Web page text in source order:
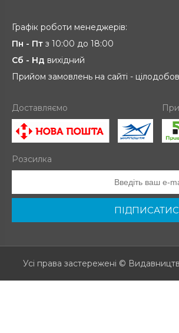
Графік роботи менеджерів:
Пн - Пт з 10:00 до 18:00
Сб - Нд вихідний
Прийом замовлень на сайті -
Доставляємо
Розсилка
Усі права застережені ©